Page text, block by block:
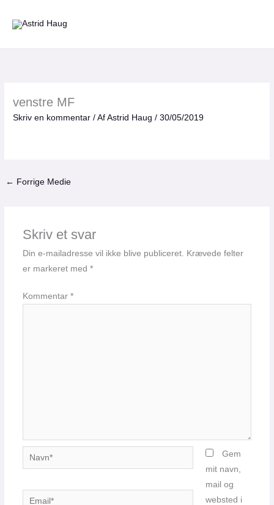
venstre MF
Skriv en kommentar / AfAstrid Haug/30/05/2019
← Forrige Medie
Skriv et svar
Din e-mailadresse vil ikke blive publiceret. Krævede felter
er markeret med *
Kommentar *
Navn*
Email*
Gem
mit navn,
mail og
websted i